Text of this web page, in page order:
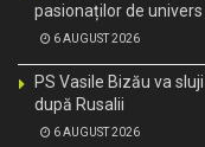
pasionaților de
6 AUGUST 2026
PS Vasile Bizău va
după Rusalii
6 AUGUST 2026